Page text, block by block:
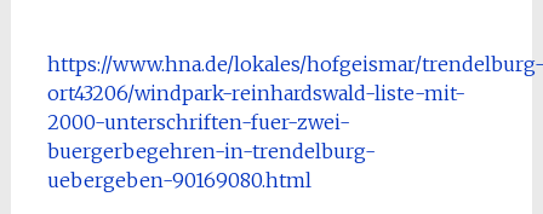
https://www.hna.de/lokales/hofgeismar/
ort43206/windpark-reinhardswald-liste-mit-
2000-unterschriften-fuer-zwei-
buergerbegehren-in-trendelburg-
uebergeben-90169080.html